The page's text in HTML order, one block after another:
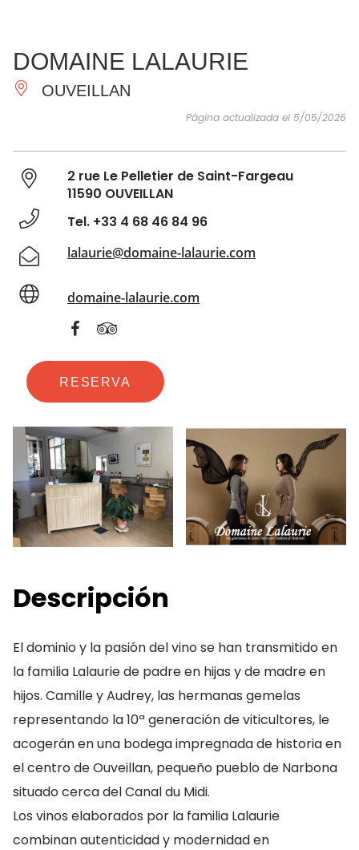
IMPRESCINDIBLES
HACER
INSPIRACIONES
DOMAINE LALAURIE
OUVEILLAN
Página actualizada el 5/05/2026
2 rue Le Pelletier de Saint-Fargeau
11590 OUVEILLAN
Tel. +33 4 68 46 84 96
lalaurie@domaine-lalaurie.com
domaine-lalaurie.com
RESERVA
Descripción
El dominio y la pasión del vino se han transmitido en
la familia Lalaurie de padre en hijas y de madre en
hijos. Camille y Audrey, las hermanas gemelas
representando la 10ª generación de viticultores, le
acogerán en una bodega impregnada de historia en
el centro de Ouveillan, pequeño pueblo de Narbona
situado cerca del Canal du Midi.
Los vinos elaborados por la familia Lalaurie
combinan autenticidad y modernidad en